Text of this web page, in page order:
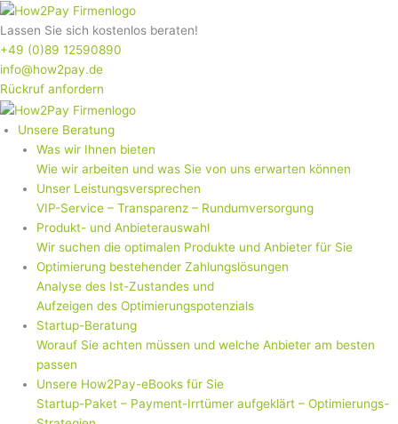
Zum
Inhalt
springen
Lassen Sie sich kostenlos beraten!
+49 (0)89 12590890
info@how2pay.de
Rückruf anfordern
Unsere Beratung
Was wir Ihnen bieten
Wie wir arbeiten und was Sie von uns erwarten können
Unser Leistungsversprechen
VIP-Service – Transparenz – Rundumversorgung
Produkt- und Anbieterauswahl
Wir suchen die optimalen Produkte und Anbieter für Sie
Optimierung bestehender Zahlungslösungen
Analyse des Ist-Zustandes und
Aufzeigen des Optimierungspotenzials
Startup-Beratung
Worauf Sie achten müssen und welche Anbieter am besten
passen
Unsere How2Pay-eBooks für Sie
Startup-Paket – Payment-Irrtümer aufgeklärt – Optimierungs-